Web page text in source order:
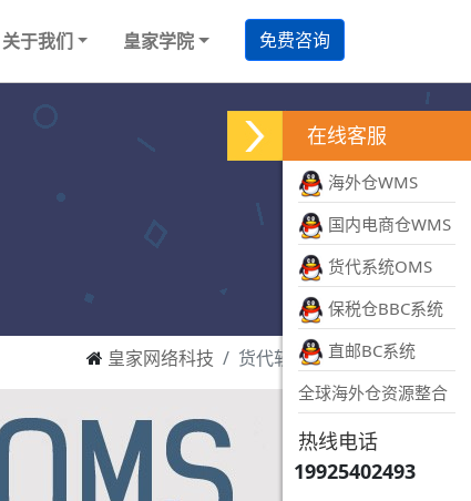
关于我们 皇家学院 免费咨询
皇家网络科技 货代软件测试
在线客服
海外仓WMS
国内电商仓WMS
货代系统OMS
保税仓BBC系统
直邮BC系统
全球海外仓资源整合
热线电话
19925402493